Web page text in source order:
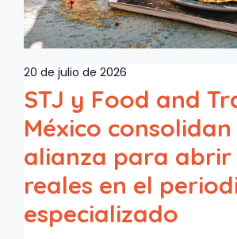
20 de julio de 2026
STJ y Food and
México
alianza para
reales en el
especializado